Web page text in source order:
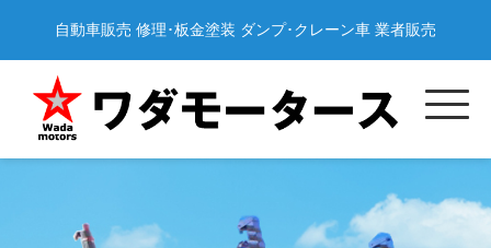
content
自動車販売 修理･板金塗装 ダンプ･クレーン車 業者販売